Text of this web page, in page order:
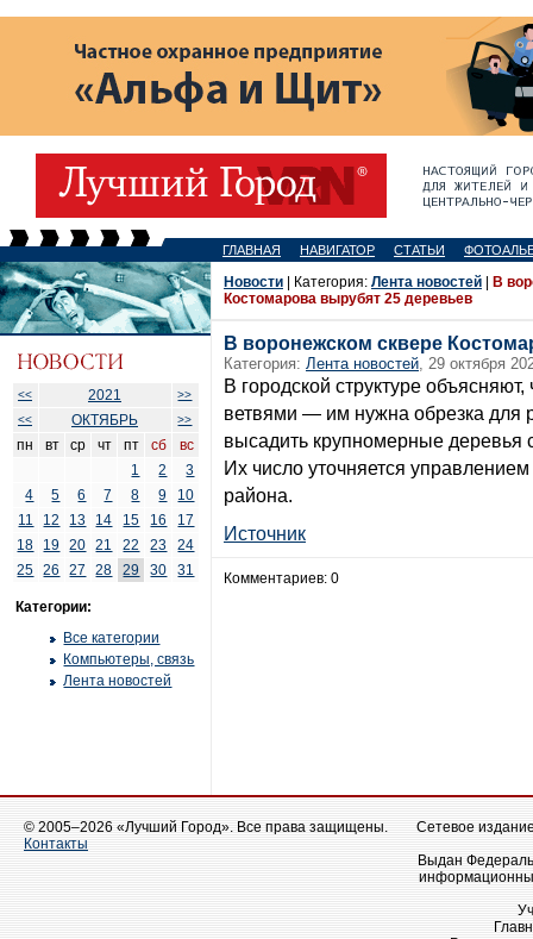
ГЛАВНАЯ НАВИГАТОР СТАТЬИ
<< 2021
>>
<<
ОКТЯБРЬ >>
пн вт ср чт пт сб
вс
1
2
3
4
5 6 7 8 9
10
11
12 13 14 15 16
17
18
19 20 21 22 23
24
25
26 27 28 29 30 31
Категории:
Все категории
Компьютеры, связь
Лента новостей
Новости | Категория: Лента новостей
В
Костомарова вырубят 25 деревьев
В воронежском сквере
Категория: Лента новостей, 29 октября
В городской структуре
ветвями — им нужна обрезка для
высадить крупномерные деревья
Их число уточняется
района.
Источник
Комментариев: 0
© 2005–2026 «Лучший Город». Все права защищены.
Контакты
Сетевое
Выдан